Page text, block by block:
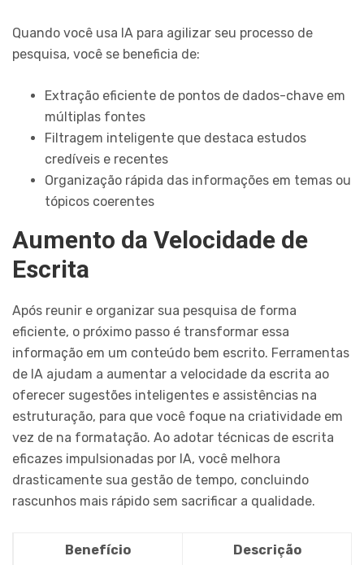
Quando você usa IA para agilizar seu processo de
pesquisa, você se beneficia de:
Extração eficiente de pontos de dados-chave em
múltiplas fontes
Filtragem inteligente que destaca estudos
credíveis e recentes
Organização rápida das informações em temas ou
tópicos coerentes
Aumento da Velocidade de
Escrita
Após reunir e organizar sua pesquisa de forma
eficiente, o próximo passo é transformar essa
informação em um conteúdo bem escrito. Ferramentas
de IA ajudam a aumentar a velocidade da escrita ao
oferecer sugestões inteligentes e assistências na
estruturação, para que você foque na criatividade em
vez de na formatação. Ao adotar técnicas de escrita
eficazes impulsionadas por IA, você melhora
drasticamente sua gestão de tempo, concluindo
rascunhos mais rápido sem sacrificar a qualidade.
Benefício Descrição